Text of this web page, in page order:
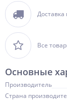
Все
Основные
Производитель
Страна